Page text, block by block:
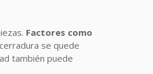
Factores como
se quede
también puede